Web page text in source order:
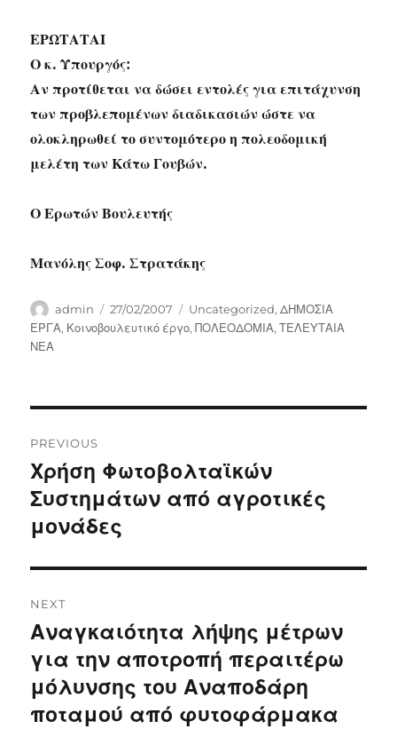
ΕΡΩΤΑΤΑΙ
Ο κ. Υπουργός:
Αν προτίθεται να δώσει εντολές για επιτάχυνση
των προβλεπομένων διαδικασιών ώστε να
ολοκληρωθεί το συντομότερο η πολεοδομική
μελέτη των Κάτω Γουβών.
Ο Ερωτών Βουλευτής
Μανόλης Σοφ. Στρατάκης
Author
admin
Posted
on
27/02/2007 Categories
Uncategorized,ΔΗΜΟΣΙΑ
ΕΡΓΑ, Κοινοβουλευτικό έργο,ΠΟΛΕΟΔΟΜΙΑ,ΤΕΛΕΥΤΑΙΑ
ΝΕΑ
navigation
PREVIOUS
Previous
post:
Χρήση Φωτοβολταϊκών
Συστημάτων από αγροτικές
μονάδες
NEXT
Next
post:
Αναγκαιότητα λήψης μέτρων
για την αποτροπή περαιτέρω
μόλυνσης του Αναποδάρη
ποταμού από φυτοφάρμακα